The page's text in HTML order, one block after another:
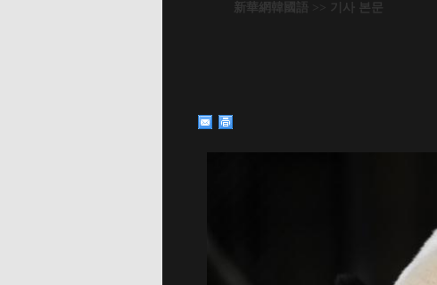
新華網韓國語 >> 기사 본문